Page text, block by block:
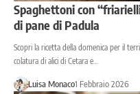
Spaghettoni con
di pane di Padula
Scopri la ricetta della domenica per il
colatura di alici di Cetara e…
Luisa Monaco1 Febbraio 2026